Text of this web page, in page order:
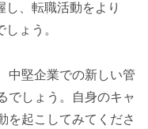
し、転職活動をより
ょう。
中堅企業での新しい管
でしょう。自身のキャ
を起こしてみてくださ